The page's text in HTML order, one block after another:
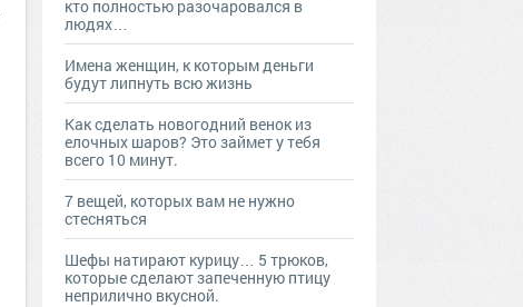
кто полностью разочаровался в
людях…
Имена женщин, к которым деньги
будут липнуть всю жизнь
Как сделать новогодний венок из
елочных шаров? Это займет у тебя
всего 10 минут.
7 вещей, которых вам не нужно
стесняться
Шефы натирают курицу… 5 трюков,
которые сделают запеченную птицу
неприлично вкусной.